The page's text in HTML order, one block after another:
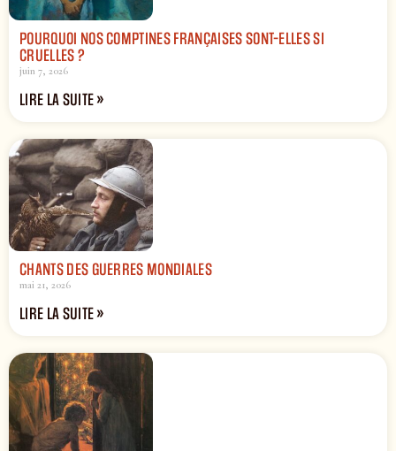
POURQUOI NOS COMPTINES FRANÇAISES SONT-ELLES SI
CRUELLES ?
juin 7, 2026
LIRE LA SUITE »
CHANTS DES GUERRES MONDIALES
mai 21, 2026
LIRE LA SUITE »